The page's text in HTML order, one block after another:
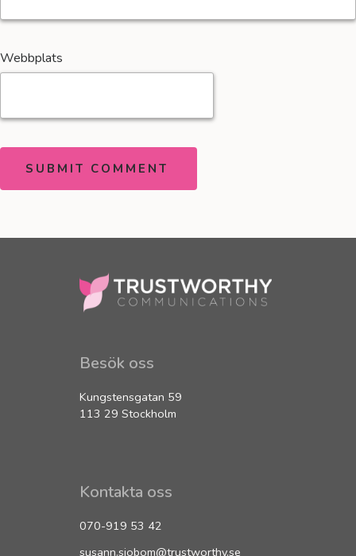
Webbplats
SUBMIT COMMENT
Besök oss
Kungstensgatan 59
113 29 Stockholm
Kontakta oss
070-919 53 42
susann.sjobom@trustworthy.se